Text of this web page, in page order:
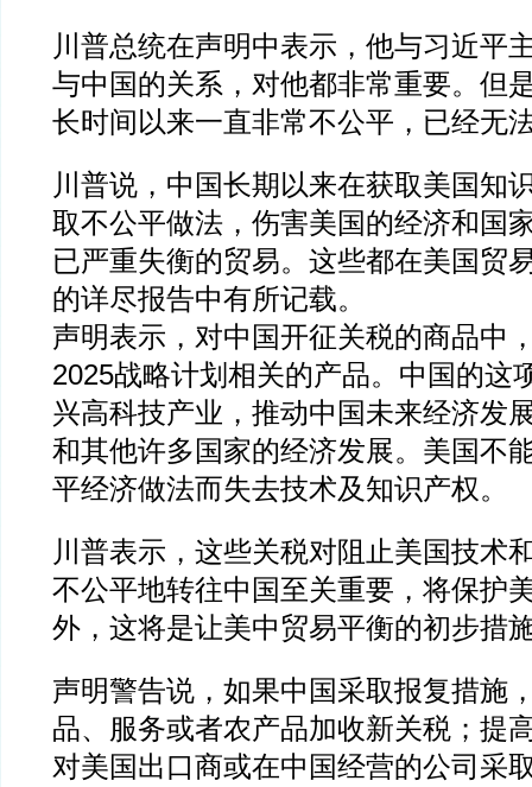
川普总统在声明中表示，他与习近平
与中国的关系，对他都非常重要。但
长时间以来一直非常不公平，已经无
川普说，中国长期以来在获取美国知
取不公平做法，伤害美国的经济和国
已严重失衡的贸易。这些都在美国贸
的详尽报告中有所记载。
声明表示，对中国开征关税的商品中
2025战略计划相关的产品。中国的这
兴高科技产业，推动中国未来经济发
和其他许多国家的经济发展。美国不
平经济做法而失去技术及知识产权。
川普表示，这些关税对阻止美国技术
不公平地转往中国至关重要，将保护
外，这将是让美中贸易平衡的初步措
声明警告说，如果中国采取报复措施
品、服务或者农产品加收新关税；提
对美国出口商或在中国经营的公司采